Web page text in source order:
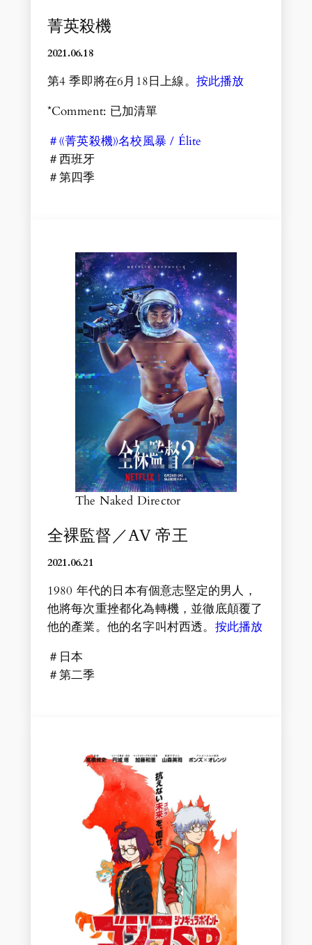
菁英殺機
2021.06.18
第4 季即將在6月18日上線。 按此播放
*Comment: 已加清單
＃《菁英殺機》名校風暴 / Élite
＃西班牙
＃第四季
The Naked Director
全裸監督／AV 帝王
2021.06.21
1980 年代的日本有個意志堅定的男人，
他將每次重挫都化為轉機，並徹底顛覆了
他的產業。他的名字叫村西透。 按此播放
＃日本
＃第二季